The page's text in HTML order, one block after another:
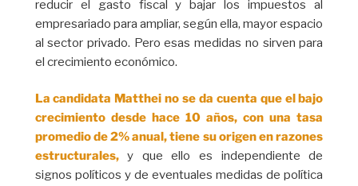
reducir el gasto fiscal y bajar los impuestos al
empresariado para ampliar, según ella, mayor espacio
al sector privado. Pero esas medidas no sirven para
el crecimiento económico.
La candidata Matthei no se da cuenta que el bajo
crecimiento desde hace 10 años, con una tasa
promedio de 2% anual, tiene su origen en razones
estructurales,y que ello es independiente de
signos políticos y de eventuales medidas de política